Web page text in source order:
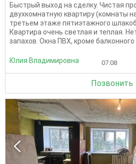
Быстрый выход на сделку. Чистая
двухкомнатную квартиру (комнаты
третьем этаже пятиэтажного
Квартира очень светлая и теплая.
запахов. Окна ПВХ, кроме балконного
Юлия Владимировна 07.08
Позвонить